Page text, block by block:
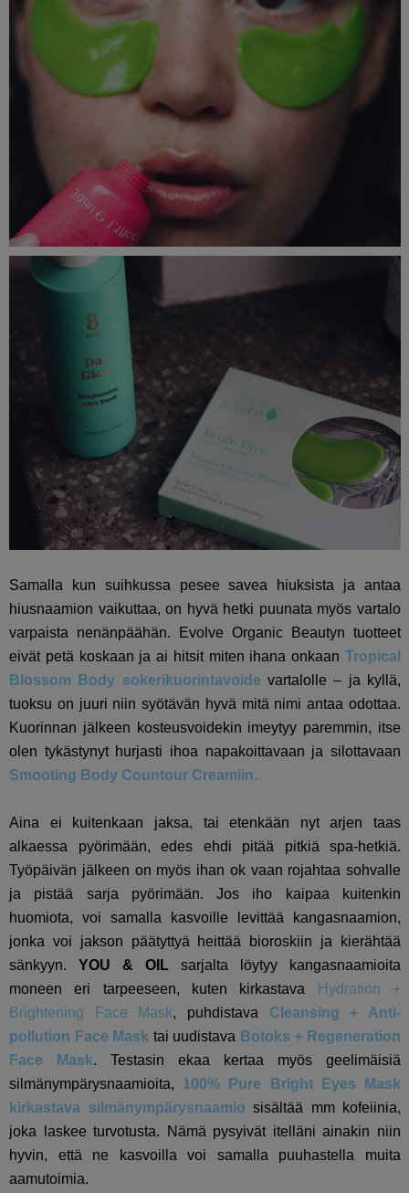
Samalla kun suihkussa pesee savea hiuksista ja antaa
hiusnaamion vaikuttaa, on hyvä hetki puunata myös vartalo
varpaista nenänpäähän. Evolve Organic Beautyn tuotteet
eivät petä koskaan ja ai hitsit miten ihana onkaanTropical
Blossom Body sokerikuorintavoide vartalolle – ja kyllä,
tuoksu on juuri niin syötävän hyvä mitä nimi antaa odottaa.
Kuorinnan jälkeen kosteusvoidekin imeytyy paremmin, itse
olen tykästynyt hurjasti ihoa napakoittavaan ja silottavaan
Smooting Body Countour Creamiin.
Aina ei kuitenkaan jaksa, tai etenkään nyt arjen taas
alkaessa pyörimään, edes ehdi pitää pitkiä spa-hetkiä.
Työpäivän jälkeen on myös ihan ok vaan rojahtaa sohvalle
ja pistää sarja pyörimään. Jos iho kaipaa kuitenkin
huomiota, voi samalla kasvoille levittää kangasnaamion,
jonka voi jakson päätyttyä heittää bioroskiin ja kierähtää
sänkyyn.YOU & OIL sarjalta löytyy kangasnaamioita
moneen eri tarpeeseen, kuten kirkastava
Hydration +
Brightening Face Mask, puhdistava Cleansing + Anti-
pollution Face Mask tai uudistava Botoks + Regeneration
Face Mask. Testasin ekaa kertaa myös geelimäisiä
silmänympärysnaamioita, 100% Pure Bright Eyes Mask
kirkastava silmänympärysnaamio sisältää mm kofeiinia,
joka laskee turvotusta. Nämä pysyivät itelläni ainakin niin
hyvin, että ne kasvoilla voi samalla puuhastella muita
aamutoimia.